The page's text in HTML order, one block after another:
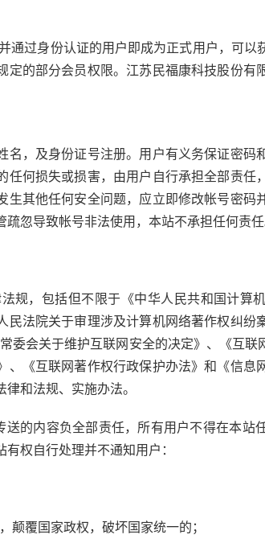
通过身份认证的用户即成为正式用户，可以
定的部分会员权限。江苏民福康科技股份有
名，及身份证号注册。用户有义务保证密码
任何损失或损害，由用户自行承担全部责任
生其他任何安全问题，应立即修改帐号密码
忽导致帐号非法使用，本站不承担任何责任
规，包括但不限于《中华人民共和国计算
民法院关于审理涉及计算机网络著作权纠纷
委会关于维护互联网安全的决定》、《互联
、《互联网著作权行政保护办法》和《信息
和法规、实施办法。
的内容负全部责任，所有用户不得在本站
权自行处理并不通知用户：
颠覆国家政权，破坏国家统一的；